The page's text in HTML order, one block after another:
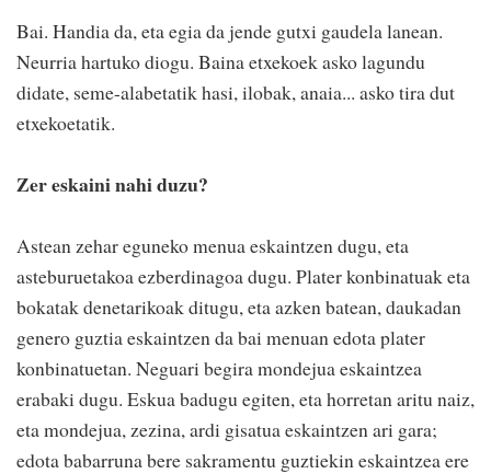
Bai. Handia da, eta egia da jende gutxi gaudela lanean.
Neurria hartuko diogu. Baina etxekoek asko lagundu
didate, seme-alabetatik hasi, ilobak, anaia... asko tira dut
etxekoetatik.
Zer eskaini nahi duzu?
Astean zehar eguneko menua eskaintzen dugu, eta
asteburuetakoa ezberdinagoa dugu. Plater konbinatuak eta
bokatak denetarikoak ditugu, eta azken batean, daukadan
genero guztia eskaintzen da bai menuan edota plater
konbinatuetan. Neguari begira mondejua eskaintzea
erabaki dugu. Eskua badugu egiten, eta horretan aritu naiz,
eta mondejua, zezina, ardi gisatua eskaintzen ari gara;
edota babarruna bere sakramentu guztiekin eskaintzea ere